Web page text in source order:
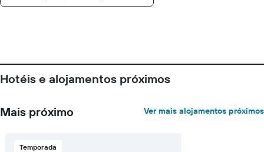
Hotéis e alojamentos próximos
Mais próximo Ver mais alojamentos próximos
Temporada